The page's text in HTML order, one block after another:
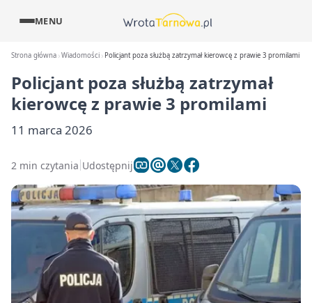
MENU
Strona główna Wiadomości Policjant poza służbą zatrzymał kierowcę z prawie 3 promilami
Policjant poza służbą zatrzymał
kierowcę z prawie 3 promilami
11 marca 2026
2 min czytania Udostępnij